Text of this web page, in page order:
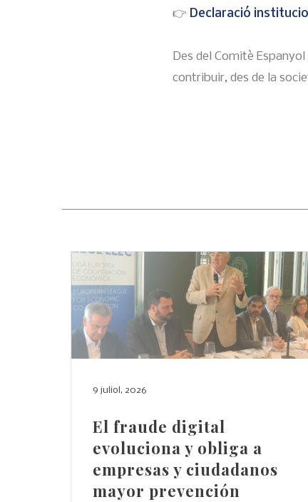
👉 Declaració
Des del Comitè
contribuir, des de la
9 juliol, 2026
El fraude digital
evoluciona y obliga a
empresas y ciudadanos
mayor prevención